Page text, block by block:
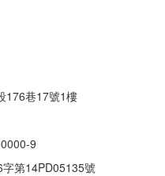
176巷17號1樓
9
第14PD05135號